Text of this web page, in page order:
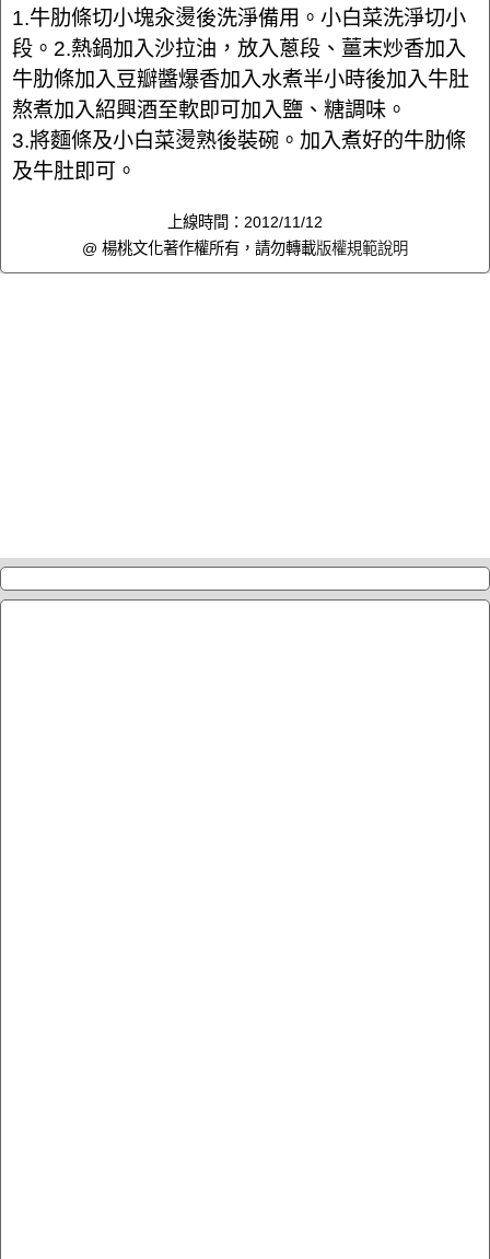
1.牛肋條切小塊汆燙後洗淨備用。小白菜洗淨切小
段。2.熱鍋加入沙拉油，放入蔥段、薑末炒香加入
牛肋條加入豆瓣醬爆香加入水煮半小時後加入牛肚
熬煮加入紹興酒至軟即可加入鹽、糖調味。
3.將麵條及小白菜燙熟後裝碗。加入煮好的牛肋條
及牛肚即可。
上線時間：2012/11/12
@ 楊桃文化著作權所有，請勿轉載版權規範說明